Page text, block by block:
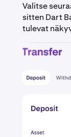
Valitse
sitten Dart
tulevat